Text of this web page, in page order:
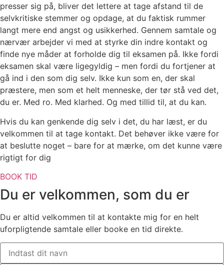
presser sig på, bliver det lettere at tage afstand til de
selvkritiske stemmer og opdage, at du faktisk rummer
langt mere end angst og usikkerhed. Gennem samtale og
nærvær arbejder vi med at styrke din indre kontakt og
finde nye måder at forholde dig til eksamen på. Ikke fordi
eksamen skal være ligegyldig – men fordi du fortjener at
gå ind i den som dig selv. Ikke kun som en, der skal
præstere, men som et helt menneske, der tør stå ved det,
du er. Med ro. Med klarhed. Og med tillid til, at du kan.
Hvis du kan genkende dig selv i det, du har læst, er du
velkommen til at tage kontakt. Det behøver ikke være for
at beslutte noget – bare for at mærke, om det kunne være
rigtigt for dig
BOOK TID
Du er velkommen, som du er
Du er altid velkommen til at kontakte mig for en helt
uforpligtende samtale eller booke en tid direkte.